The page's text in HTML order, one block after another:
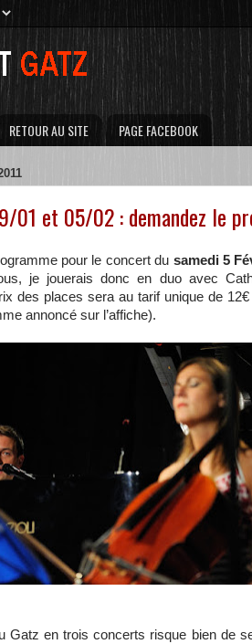
RETOUR AU SITE PAGE FACEBOOK
01 et 05/02 : demandez le
pour le concert du samedi 5
je jouerais donc en duo avec
des places sera au tarif unique de
annoncé sur l’affiche).
Gatz en trois concerts risque bien de